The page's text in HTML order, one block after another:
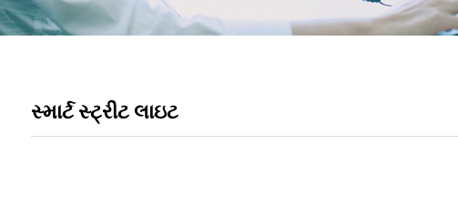
સ્માર્ટ સ્ટ્રીટ લાઇટ